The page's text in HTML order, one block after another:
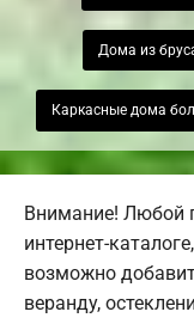
Дома из
Каркасные дома
Внимание! Любой
интернет-
возможно
веранду,